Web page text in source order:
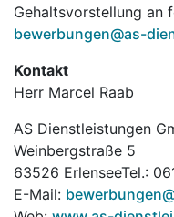
Gehaltsvorstellung an
bewerbungen@as-
Kontakt
Herr Marcel Raab
AS Dienstleistungen
Weinbergstraße 5
63526 ErlenseeTel.:
E-Mail: